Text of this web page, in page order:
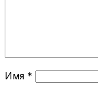
Имя *